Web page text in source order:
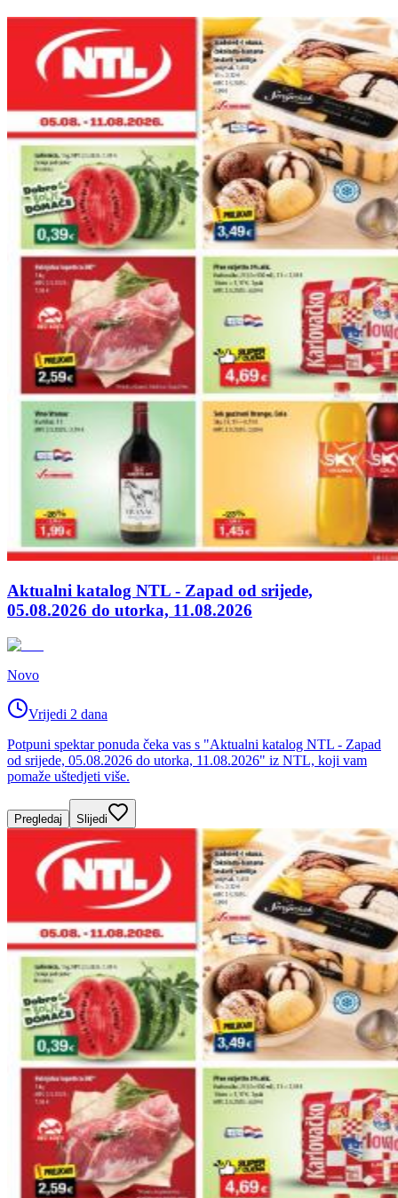
Aktualni katalog NTL - Zapad od srijede,
05.08.2026 do utorka, 11.08.2026
Novo
Vrijedi 2 dana
Potpuni spektar ponuda čeka vas s "Aktualni katalog NTL - Zapad
od srijede, 05.08.2026 do utorka, 11.08.2026" iz NTL, koji vam
pomaže uštedjeti više.
Pregledaj Slijedi